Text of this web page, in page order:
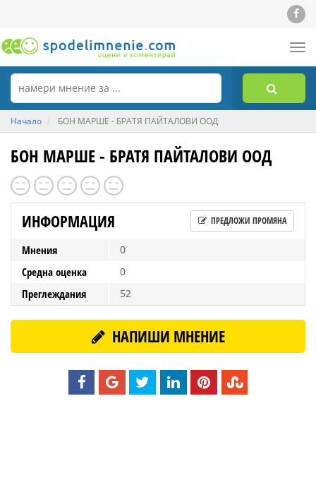
Начало БОН МАРШЕ - БРАТЯ ПАЙТАЛОВИ ООД
БОН МАРШЕ - БРАТЯ ПАЙТАЛОВИ ООД
ИНФОРМАЦИЯ ПРЕДЛОЖИ ПРОМЯНА
Мнения 0
Средна оценка 0
Преглеждания 52
НАПИШИ МНЕНИЕ